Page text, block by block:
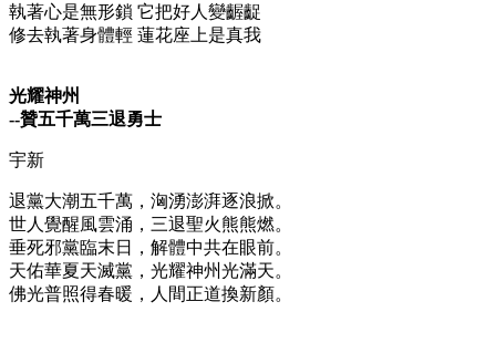
執著心是無形鎖 它把好人變齷齪
修去執著身體輕 蓮花座上是真我
光耀神州
--贊五千萬三退勇士
宇新
退黨大潮五千萬，洶湧澎湃逐浪掀。
世人覺醒風雲涌，三退聖火熊熊燃。
垂死邪黨臨末日，解體中共在眼前。
天佑華夏天滅黨，光耀神州光滿天。
佛光普照得春暖，人間正道換新顏。